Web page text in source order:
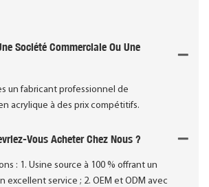
Société Commerciale Ou Une
un fabricant professionnel de
acrylique à des prix compétitifs.
Vous Acheter Chez Nous ?
: 1. Usine source à 100 % offrant un
excellent service ; 2. OEM et ODM avec